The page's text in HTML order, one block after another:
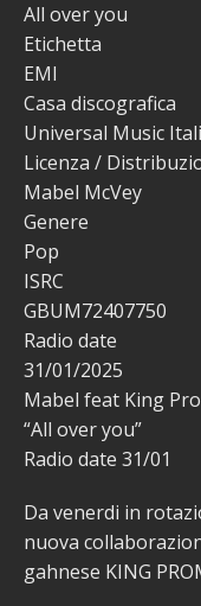
All over you
Etichetta
EMI
Casa discografica
Universal Music
Licenza /
Mabel McVey
Genere
Pop
ISRC
GBUM72407750
Radio date
31/01/2025
Mabel feat King
“All over you”
Radio date 31/01
Da venerdi in
nuova
gahnese KING